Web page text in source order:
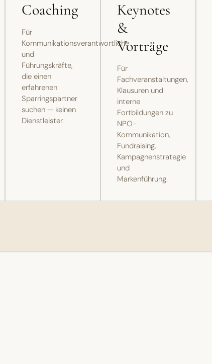
Coaching
Für
Kommunikationsverantwortliche
und
Führungskräfte,
die einen
erfahrenen
Sparringspartner
suchen — keinen
Dienstleister.
Keynotes
&
Vorträge
Für
Fachveranstaltungen,
Klausuren und
interne
Fortbildungen zu
NPO-
Kommunikation,
Fundraising,
Kampagnenstrategie
und
Markenführung.